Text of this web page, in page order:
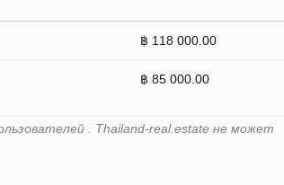
฿ 118 000.00
฿ 85 000.00
. Thailand-real.estate не может